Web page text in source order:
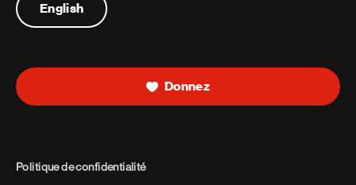
English
Donnez
Politique de confidentialité